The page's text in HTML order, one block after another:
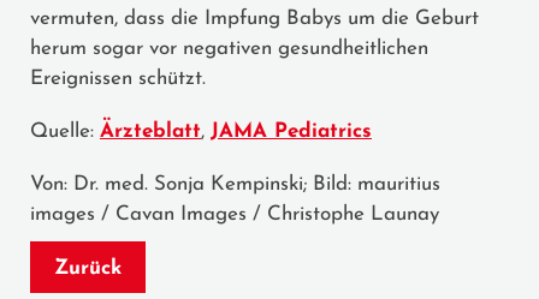
vermuten, dass die Impfung Babys um die Geburt
herum sogar vor negativen gesundheitlichen
Ereignissen schützt.
Quelle: Ärzteblatt, JAMA Pediatrics
Von: Dr. med. Sonja Kempinski; Bild: mauritius
images / Cavan Images / Christophe Launay
Zurück